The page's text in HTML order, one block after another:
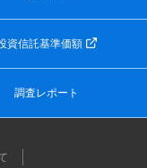
資信託基準価額
調査レポート